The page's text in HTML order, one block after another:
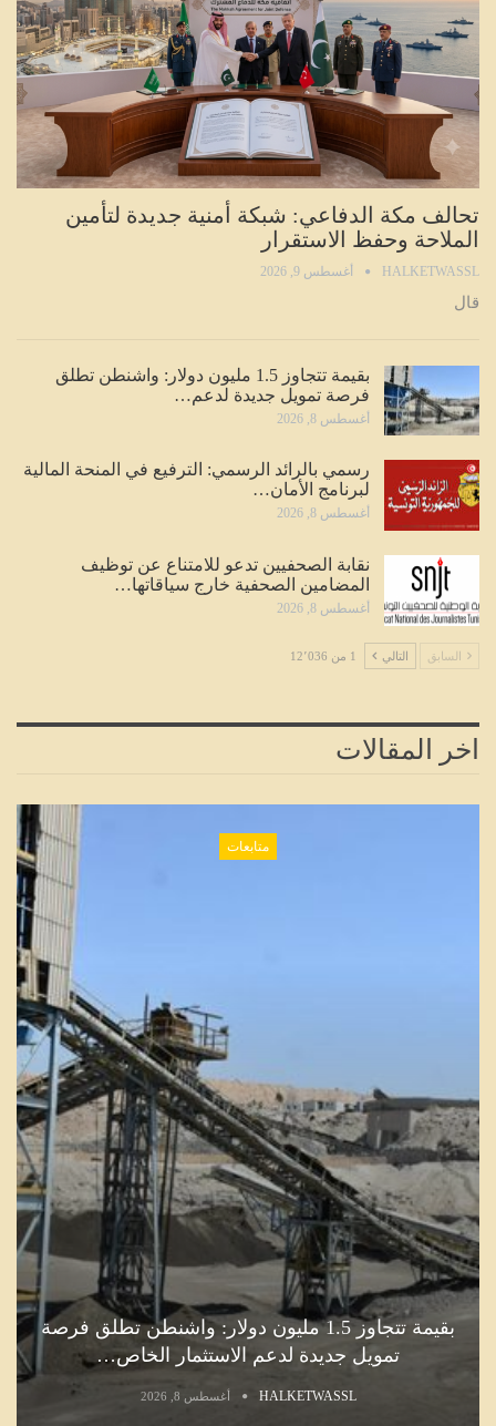
تحالف مكة الدفاعي: شبكة أمنية جديدة لتأمين
الملاحة وحفظ الاستقرار
HALKETWASSL أغسطس 9, 2026
قال
بقيمة تتجاوز 1.5 مليون دولار: واشنطن تطلق
فرصة تمويل جديدة لدعم…
أغسطس 8, 2026
رسمي بالرائد الرسمي: الترفيع في المنحة المالية
لبرنامج الأمان…
أغسطس 8, 2026
نقابة الصحفيين تدعو للامتناع عن توظيف
المضامين الصحفية خارج سياقاتها…
أغسطس 8, 2026
السابق التالي 1 من 12٬036
اخر المقالات
متابعات
بقيمة تتجاوز 1.5 مليون دولار: واشنطن تطلق فرصة
تمويل جديدة لدعم الاستثمار الخاص…
HALKETWASSL أغسطس 8, 2026